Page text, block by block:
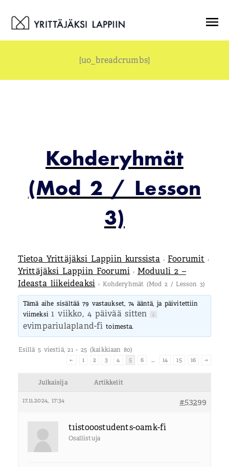
sisältöön
[uo_breadcrumbs]
Kohderyhmät
(Mod 2 / Lesson
3)
Tietoa Yrittäjäksi Lappiin kurssista › Foorumit ›
Yrittäjäksi Lappiin Foorumi › Moduuli 2 –
Ideasta liikeideaksi › Kohderyhmät (Mod 2 / Lesson 3)
Tämä aihe sisältää 79 vastaukset, 74 ääntä, ja päivitettiin
viimeksi1 viikko, 4 päivää sitten
evimpariulapland-fi toimesta.
Esillä 5 viestiä, 21 - 25 (kaikkiaan 80)
←
1 2 3 4 5 6 … 14 15 16 →
Julkaisija Artikkelit
17.11.2024, 17:34 #53299
t1isto00students-oamk-fi
Osallistuja